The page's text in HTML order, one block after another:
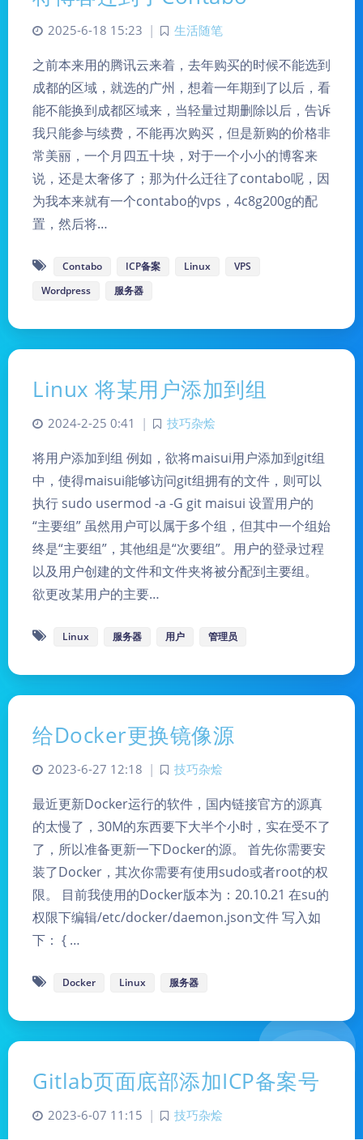
2025-6-18 15:23 生活随笔
之前本来用的腾讯云来着，去年购买的时候不能选到
成都的区域，就选的广州，想着一年期到了以后，看
能不能换到成都区域来，当轻量过期删除以后，告诉
我只能参与续费，不能再次购买，但是新购的价格非
常美丽，一个月四五十块，对于一个小小的博客来
说，还是太奢侈了；那为什么迁往了contabo呢，因
为我本来就有一个contabo的vps，4c8g200g的配
置，然后将…
Contabo ICP备案 Linux
VPS
Wordpress
服务器
Linux 将某用户添加到组
2024-2-25 0:41 技巧杂烩
将用户添加到组 例如，欲将maisui用户添加到git组
中，使得maisui能够访问git组拥有的文件，则可以
执行 sudo usermod -a -G git maisui 设置用户的
“主要组” 虽然用户可以属于多个组，但其中一个组始
终是“主要组”，其他组是“次要组”。用户的登录过程
以及用户创建的文件和文件夹将被分配到主要组。
欲更改某用户的主要…
Linux 服务器 用户 管理员
给Docker更换镜像源
2023-6-27 12:18 技巧杂烩
最近更新Docker运行的软件，国内链接官方的源真
的太慢了，30M的东西要下大半个小时，实在受不了
了，所以准备更新一下Docker的源。 首先你需要安
装了Docker，其次你需要有使用sudo或者root的权
限。 目前我使用的Docker版本为：20.10.21 在su的
权限下编辑/etc/docker/daemon.json文件 写入如
下： { …
Docker Linux 服务器
Gitlab页面底部添加ICP备案号
2023-6-07 11:15 技巧杂烩